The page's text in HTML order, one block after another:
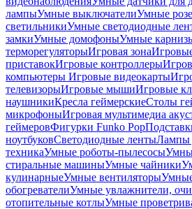
лампыУмные выключателиУмные
светильникиУмные светодиодные
замкиУмные домофоныУмные
терморегуляторыИгровая зона
приставокИгровые контроллеры
компьютеры Игровые видеокарты
телевизорыИгровые мышиИгровые
наушникиКресла геймерскиеСтолы
микрофоныИгровая мультимедиа
геймеровФигурки Funko Pop
ноутбуковСветодиодные лентыЛампы
техникаУмные роботы-пылесосы
стиральные машиныУмные чайники
кулинарныеУмные вентиляторы
обогревателиУмные увлажнители,
отопительные котлыУмные